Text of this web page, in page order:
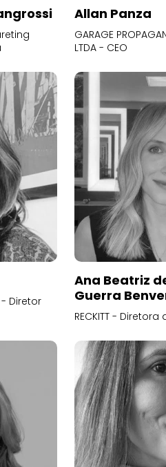
Allan Panza
GARAGE
LTDA - CEO
- Diretor
Ana Beatriz
Guerra
RECKITT -